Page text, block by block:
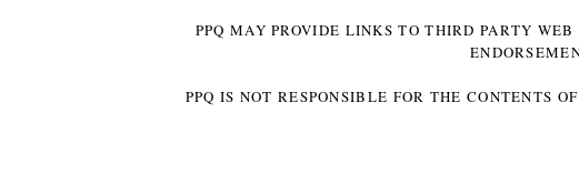
PPQ MAY PROVIDE LINKS TO THIRD PARTY
PPQ IS NOT RESPONSIBLE FOR THE CONTENTS